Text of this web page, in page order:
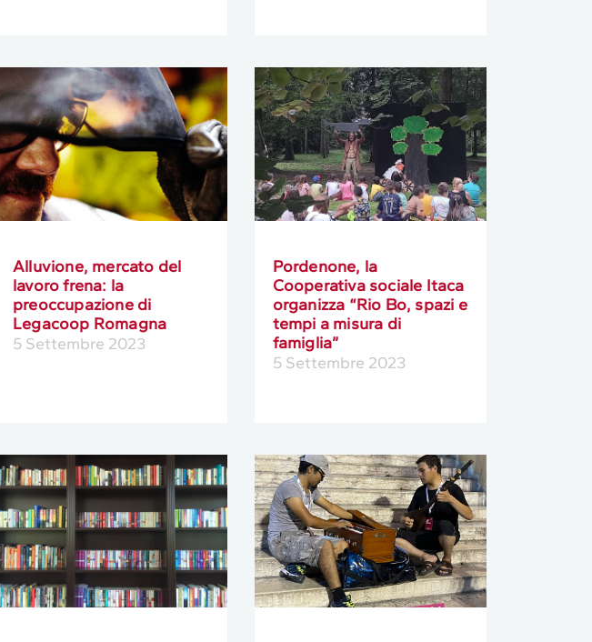
Alluvione, mercato del
lavoro frena: la
preoccupazione di
Legacoop Romagna
5 Settembre 2023
Pordenone, la
Cooperativa sociale Itaca
organizza “Rio Bo, spazi e
tempi a misura di
famiglia”
5 Settembre 2023